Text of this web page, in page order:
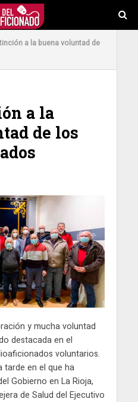
a la buena voluntad de
a la
de los
y mucha voluntad
destacada en el
voluntarios.
tarde en el que ha
Gobierno en La Rioja,
de Salud del Ejecutivo